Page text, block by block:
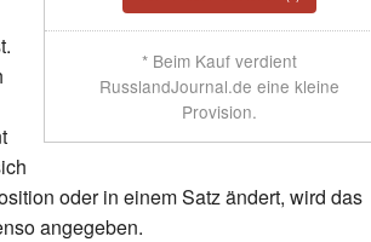
* Beim Kauf verdient
RusslandJournal.de eine kleine
Provision.
oder in einem Satz ändert, wird das
angegeben.